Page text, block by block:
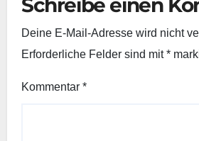
Schreibe einen
Deine E-Mail-Adresse wird nicht
Erforderliche Felder sind mit*
Kommentar *